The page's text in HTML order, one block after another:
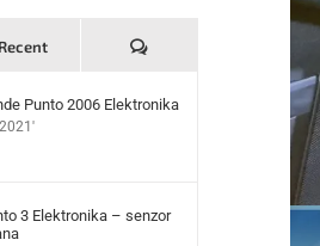
Recent Komentari
Punto 2006 Elektronika
3 Elektronika – senzor